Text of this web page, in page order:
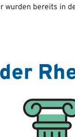
wurden bereits in